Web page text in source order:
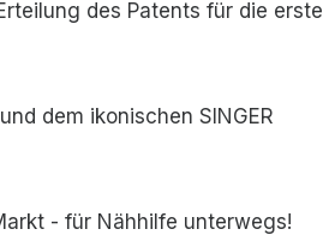
des Patents für die erste
dem ikonischen SINGER
- für Nähhilfe unterwegs!